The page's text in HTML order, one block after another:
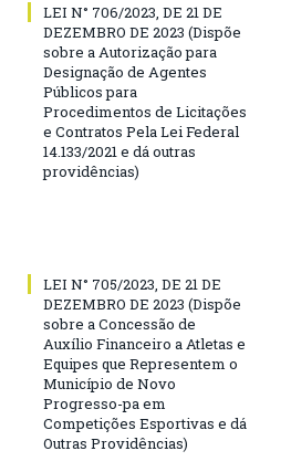
LEI N° 706/2023, DE 21 DE
DEZEMBRO DE 2023 (Dispõe
sobre a Autorização para
Designação de Agentes
Públicos para
Procedimentos de Licitações
e Contratos Pela Lei Federal
14.133/2021 e dá outras
providências)
LEI N° 705/2023, DE 21 DE
DEZEMBRO DE 2023 (Dispõe
sobre a Concessão de
Auxílio Financeiro a Atletas e
Equipes que Representem o
Município de Novo
Progresso-pa em
Competições Esportivas e dá
Outras Providências)